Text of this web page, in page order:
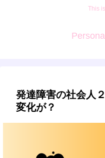
This
発達障害の社会人
変化が？